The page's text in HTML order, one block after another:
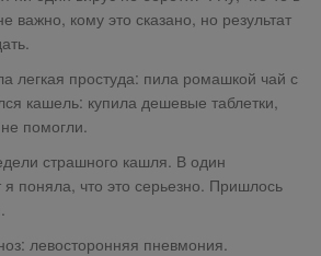
важно, кому это сказано, но результат
легкая простуда: пила ромашкой чай с
кашель: купила дешевые таблетки,
помогли.
страшного кашля. В один
поняла, что это серьезно. Пришлось
левосторонняя пневмония.